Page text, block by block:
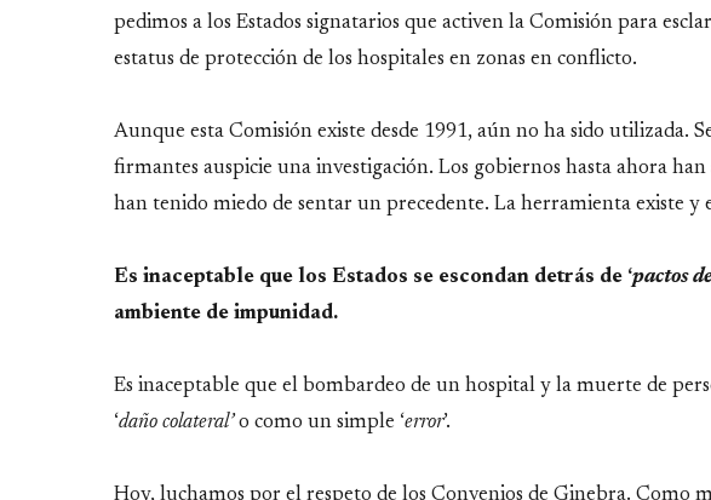
pedimos a los Estados signatarios que activen la Comisión para
estatus de protección de los hospitales en zonas en conflicto.
Aunque esta Comisión existe desde 1991, aún no ha sido utilizada.
firmantes auspicie una investigación. Los gobiernos hasta ahora han
han tenido miedo de sentar un precedente. La herramienta existe y
Es inaceptable que los Estados se escondan detrás de ‘pactos
ambiente de impunidad.
Es inaceptable que el bombardeo de un hospital y la muerte de
‘daño colateral’o como un simple ‘error’.
Hoy, luchamos por el respeto de los Convenios de Ginebra. Como